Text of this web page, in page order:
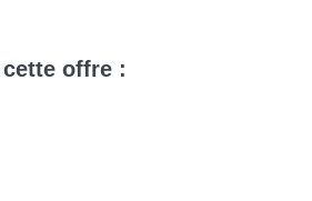
cette offre :